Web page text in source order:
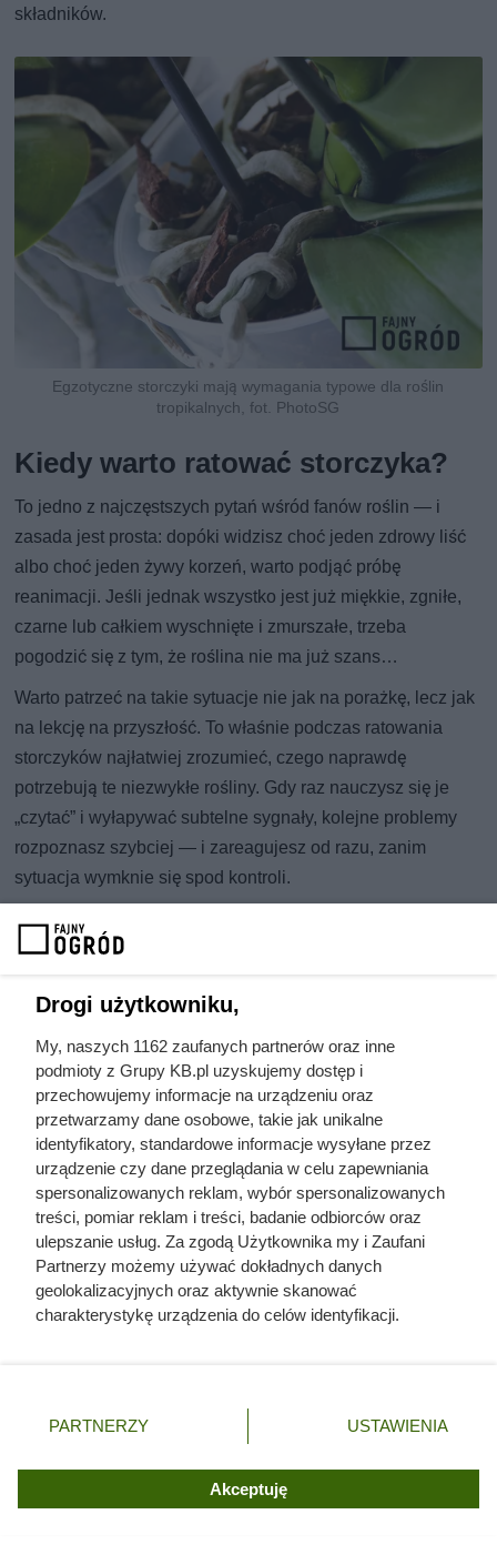
składników.
Egzotyczne storczyki mają wymagania typowe dla roślin
tropikalnych, fot. PhotoSG
Kiedy warto ratować storczyka?
To jedno z najczęstszych pytań wśród fanów roślin — i
zasada jest prosta: dopóki widzisz choć jeden zdrowy liść
albo choć jeden żywy korzeń, warto podjąć próbę
reanimacji. Jeśli jednak wszystko jest już miękkie, zgniłe,
czarne lub całkiem wyschnięte i zmurszałe, trzeba
pogodzić się z tym, że roślina nie ma już szans…
Warto patrzeć na takie sytuacje nie jak na porażkę, lecz jak
na lekcję na przyszłość. To właśnie podczas ratowania
storczyków najłatwiej zrozumieć, czego naprawdę
potrzebują te niezwykłe rośliny. Gdy raz nauczysz się je
„czytać” i wyłapywać subtelne sygnały, kolejne problemy
rozpoznasz szybciej — i zareagujesz od razu, zanim
sytuacja wymknie się spod kontroli.
Czytaj także:
Po latach były już wszędzie
Twój ogród może kwitnąć do pierwszych
przymrozków. Wystarczy teraz posadzić te kwiaty
Drogi użytkowniku,
My, naszych 1162 zaufanych partnerów oraz inne
podmioty z Grupy KB.pl uzyskujemy dostęp i
przechowujemy informacje na urządzeniu oraz
przetwarzamy dane osobowe, takie jak unikalne
identyfikatory, standardowe informacje wysyłane przez
urządzenie czy dane przeglądania w celu zapewniania
spersonalizowanych reklam, wybór spersonalizowanych
treści, pomiar reklam i treści, badanie odbiorców oraz
ulepszanie usług. Za zgodą Użytkownika my i Zaufani
Partnerzy możemy używać dokładnych danych
geolokalizacyjnych oraz aktywnie skanować
charakterystykę urządzenia do celów identyfikacji.
zmienić/wycofać klikając przycisk ustawień prywatności
znajdujący się w lewym dolnym rogu strony. Niektóre
użytkownika, ale masz prawo sprzeciwić się takiemu
przetwarzaniu. Preferencje będą miały zastosowania tylko
PARTNERZY USTAWIENIA
Akceptuję